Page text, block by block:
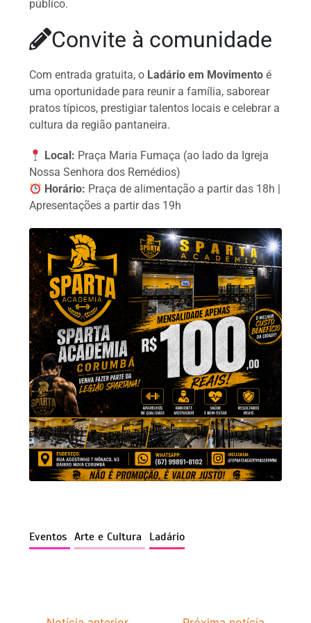
público.
Convite à comunidade
Com entrada gratuita, o Ladário em Movimento é
uma oportunidade para reunir a família, saborear
pratos típicos, prestigiar talentos locais e celebrar a
cultura da região pantaneira.
Local: Praça Maria Fumaça (ao lado da Igreja
Nossa Senhora dos Remédios)
Horário: Praça de alimentação a partir das 18h |
Apresentações a partir das 19h
Eventos Arte e Cultura Ladário